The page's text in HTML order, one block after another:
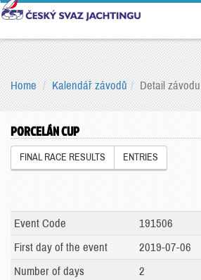
Home Kalendář závodů Detail závodu
PORCELÁN CUP
FINAL RACE RESULTS ENTRIES
Event Code
191506
First day of the event
2019-07-06
Number of days
2